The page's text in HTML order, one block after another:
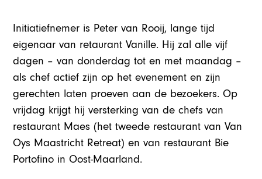
Initiatiefnemer is Peter van Rooij, lange tijd
eigenaar van retaurant Vanille. Hij zal alle vijf
dagen – van donderdag tot en met maandag –
als chef actief zijn op het evenement en zijn
gerechten laten proeven aan de bezoekers. Op
vrijdag krijgt hij versterking van de chefs van
restaurant Maes (het tweede restaurant van Van
Oys Maastricht Retreat) en van restaurant Bie
Portofino in Oost-Maarland.